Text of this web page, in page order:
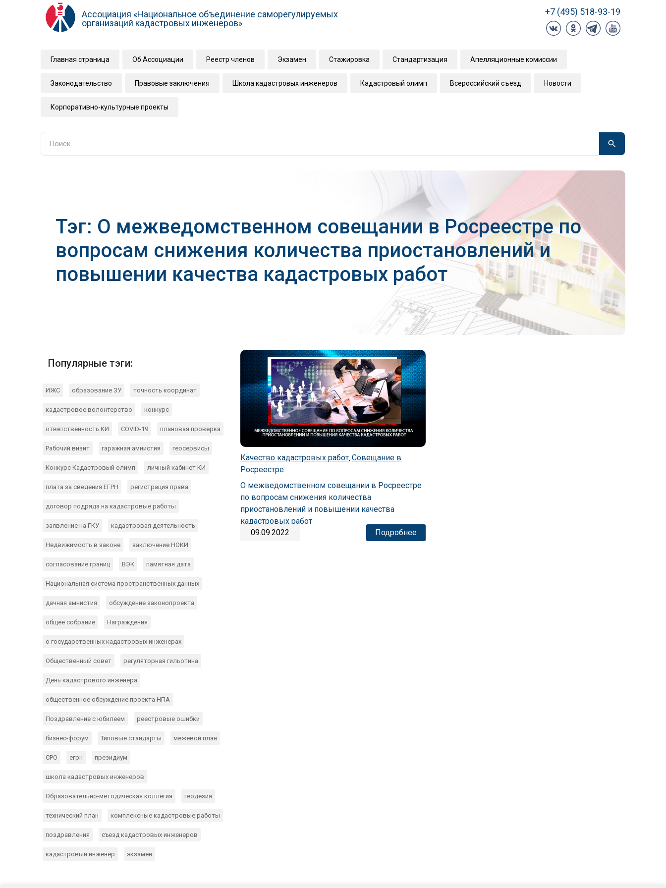
Ассоциация «Национальное объединение саморегулируемых
организаций кадастровых инженеров»
+7 (495) 518-93-19
Главная страница Об Ассоциации Реестр членов Экзамен Стажировка Стандартизация Апелляционные комиссии
Законодательство Правовые заключения Школа кадастровых инженеров Кадастровый олимп Всероссийский съезд Новости
Корпоративно-культурные проекты
Тэг: О межведомственном совещании в Росреестре по
вопросам снижения количества приостановлений и
повышении качества кадастровых работ
Популярные тэги:
ИЖС образование ЗУ точность координат
кадастровое волонтерство конкурс
ответственность КИ COVID-19 плановая проверка
Рабочий визит гаражная амнистия геосервисы
Конкурс Кадастровый олимп личный кабинет КИ
плата за сведения ЕГРН регистрация права
договор подряда на кадастровые работы
заявление на ГКУ кадастровая деятельность
Недвижимость в законе заключение НОКИ
согласование границ ВЭК памятная дата
Национальная система пространственных данных
дачная амнистия обсуждение законопроекта
общее собрание Награждения
о государственных кадастровых инженерах
Общественный совет регуляторная гильотина
День кадастрового инженера
общественное обсуждение проекта НПА
Поздравление с юбилеем реестровые ошибки
бизнес-форум Типовые стандарты межевой план
СРО егрн президиум
школа кадастровых инженеров
Образовательно-методическая коллегия геодезия
технический план комплексные кадастровые работы
поздравления съезд кадастровых инженеров
кадастровый инженер экзамен
Качество кадастровых работ ,Совещание в
Росреестре
О межведомственном совещании в Росреестре
по вопросам снижения количества
приостановлений и повышении качества
кадастровых работ
09.09.2022
Подробнее